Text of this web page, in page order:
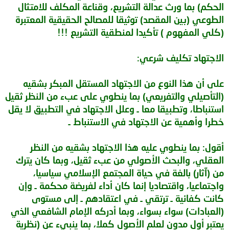
الحكم) بما ورث عدالة التشريع، وقناعة المكلف للامتثال
الطوعي (بين المقصد) توثيقا للمصالح الحقيقية المعتبرة
(كلي المفهوم ) تأكيدا لمنطقية التشريع !!!
الاجتهاد تكليف شرعي:
على أن هذا النوع من الاجتهاد المستقل المبكر بشقيه
(التأصيلي والتفريعي) بما ينطوي على عبء من النظر ثقيل
استنباطا، وتطبيقا معا ـ وعلل الاجتهاد في التطبيق لا يقل
خطرا وأهمية عن الاجتهاد في الاستنباط ـ
أقول: بما ينطوي عليه هذا الاجتهاد بشقيه من النظر
العقلي، والبحث الأصولي من عبء ثقيل، وبما كان يترك
من (آثار) بالغة في حياة المجتمع الإسلامي سياسيا،
واجتماعيا، واقتصاديا إنما كان أداء لفريضة محكمة ـ وإن
كانت كفائية ـ ترتقي ـ في اعتقادهم ـ إلى مستوى
(العبادات) سواء بسواء، وبما أدركه الإمام الشافعي الذي
يعتبر أول مدون لعلم الأصول كملا، بما ينبيء عن (نظرية